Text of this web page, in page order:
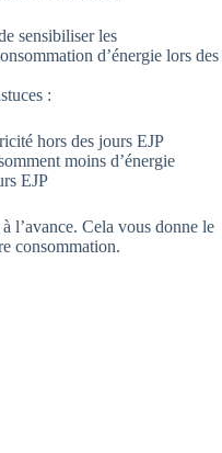
sensibiliser les
d’énergie lors des
:
hors des jours EJP
moins d’énergie
EJP
l’avance. Cela vous donne le
consommation.